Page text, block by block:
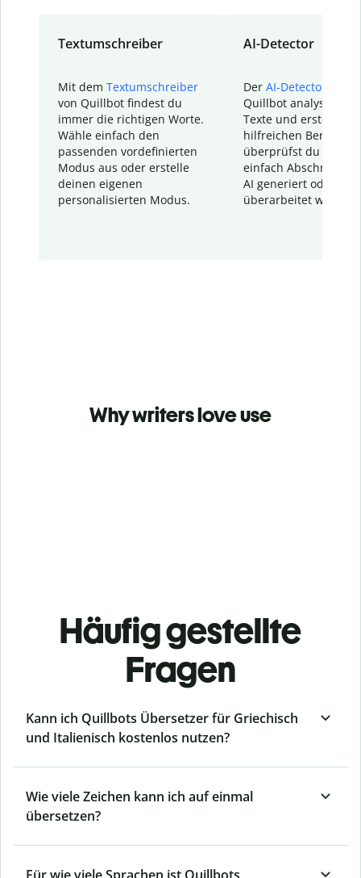
Textumschreiber
Mit dem Textumschreiber
von Quillbot findest du
immer die richtigen Worte.
Wähle einfach den
passenden vordefinierten
Modus aus oder erstelle
deinen eigenen
personalisierten Modus.
AI-Detector
Der AI-Detector
Quillbot analysiert
Texte und erstellt
hilfreichen Bericht.
überprüfst du
einfach Abschnitte,
AI generiert oder
überarbeitet wurden.
Why writers love use
Häufig gestellte
Fragen
Kann ich Quillbots Übersetzer für Griechisch
und Italienisch kostenlos nutzen?
Wie viele Zeichen kann ich auf einmal
übersetzen?